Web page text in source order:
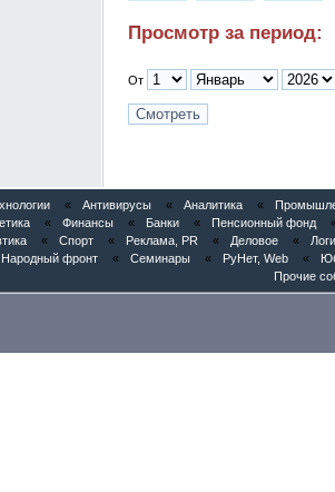
Просмотр за период:
От
« Антивирусы « Аналитика «
« Финансы « Банки « Пенсионный фонд
« Спорт « Реклама, PR « Деловое «
Народный фронт « Семинары « РуНет, Web «
Прочие